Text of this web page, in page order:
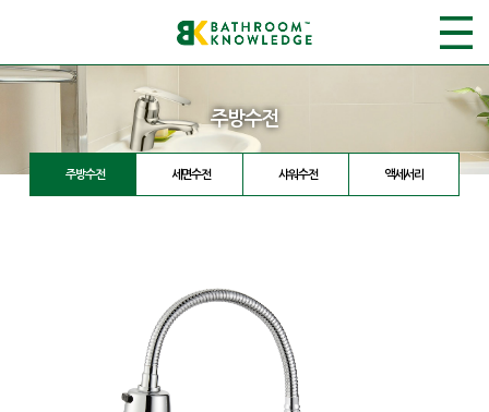
주방수전
주방수전 세면수전 샤워수전 액세서리